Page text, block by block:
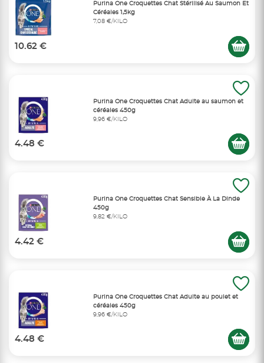
Purina One Croquettes Chat Stérilisé Au Saumon Et
Céréales 1,5kg
7,08 €/KILO
10.62 €
Purina One Croquettes Chat Adulte au saumon et
céréales 450g
9,96 €/KILO
4.48 €
Purina One Croquettes Chat Sensible À La Dinde
450g
9,82 €/KILO
4.42 €
Purina One Croquettes Chat Adulte au poulet et
céréales 450g
9,96 €/KILO
4.48 €